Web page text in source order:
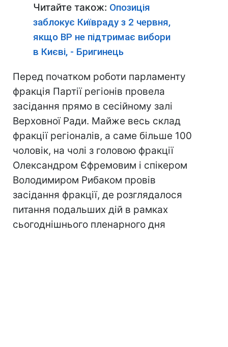
Читайте також: Опозиція
заблокує Київраду з 2 червня,
якщо ВР не підтримає вибори
в Києві, - Бригинець
Перед початком роботи парламенту
фракція Партії регіонів провела
засідання прямо в сесійному залі
Верховної Ради. Майже весь склад
фракції регіоналів, а саме більше 100
чоловік, на чолі з головою фракції
Олександром Єфремовим і спікером
Володимиром Рибаком провів
засідання фракції, де розглядалося
питання подальших дій в рамках
сьогоднішнього пленарного дня